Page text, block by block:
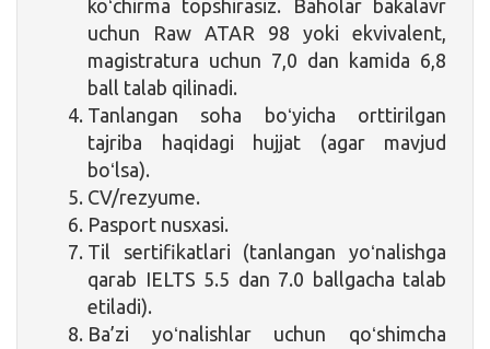
koʻchirma topshirasiz. Baholar bakalavr
uchun Raw ATAR 98 yoki ekvivalent,
magistratura uchun 7,0 dan kamida 6,8
ball talab qilinadi.
Tanlangan soha boʻyicha orttirilgan
tajriba haqidagi hujjat (agar mavjud
boʻlsa).
CV/rezyume.
Pasport nusxasi.
Til sertifikatlari (tanlangan yoʻnalishga
qarab IELTS 5.5 dan 7.0 ballgacha talab
etiladi).
Ba’zi yoʻnalishlar uchun qoʻshimcha